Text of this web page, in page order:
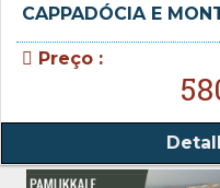
CAPPADÓCIA E
Preço :